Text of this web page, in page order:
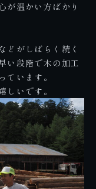
が温かい方ばかり
どがしばらく続く
い段階で木の加工
います。
いです。